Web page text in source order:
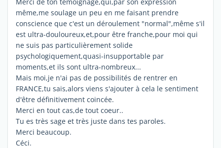
même,me soulage un peu en me faisant prendre
conscience que c'est un déroulement "normal",même s'il
est ultra-douloureux,et,pour être franche,pour moi qui
ne suis pas particulièrement solide
psychologiquement,quasi-insupportable par
moments,et ils sont ultra-nombreux...
Mais moi,je n'ai pas de possibilités de rentrer en
FRANCE,tu sais,alors viens s'ajouter à cela le sentiment
d'être définitivement coincée.
Merci en tout cas,de tout coeur..
Tu es très sage et très juste dans tes paroles.
Merci beaucoup.
Céci.